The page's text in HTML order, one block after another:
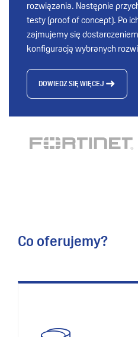
rozwiązania. Następnie
testy (proof of concept). Po
zajmujemy się
konfiguracją wybranych
DOWIEDZ SIĘ WIĘCEJ
Co oferujemy?